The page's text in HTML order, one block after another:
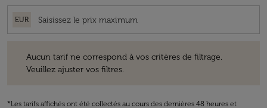
EUR
Aucun tarif ne correspond à vos critères de filtrage.
Veuillez ajuster vos filtres.
*Les tarifs affichés ont été collectés au cours des dernières 48 heures et